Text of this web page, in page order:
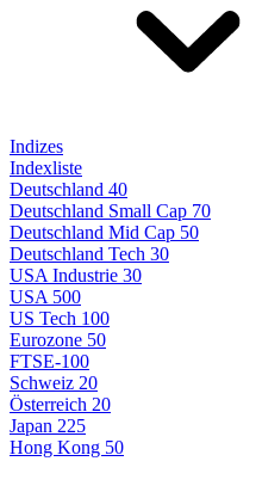
Indizes
Indexliste
Deutschland 40
Deutschland Small Cap 70
Deutschland Mid Cap 50
Deutschland Tech 30
USA Industrie 30
USA 500
US Tech 100
Eurozone 50
FTSE-100
Schweiz 20
Österreich 20
Japan 225
Hong Kong 50